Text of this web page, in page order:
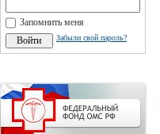
Запомнить меня
Забыли свой пароль?